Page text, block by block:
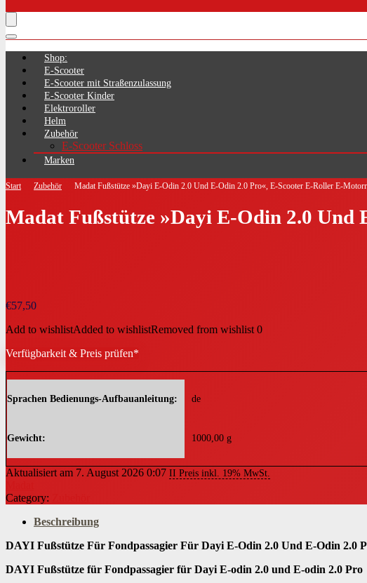
Shop:
E-Scooter
E-Scooter mit Straßenzulassung
E-Scooter Kinder
Elektroroller
Helm
Zubehör
E-Scooter Schloss
Marken
Start Zubehör Madat Fußstütze »Dayi E-Odin 2.0 Und E-Odin 2.0 Pro«, E-Scooter E-Roller E-
Madat Fußstütze »Dayi E-Odin 2.0
€57,50
Add to wishlistAdded to wishlistRemoved from wishlist 0
Verfügbarkeit & Preis prüfen*
Sprachen Bedienungs-Aufbauanleitung de
Gewicht 1000,00 g
Aktualisiert am 7. August 2026 0:07 II Preis inkl. 19% MwSt.
Category:
Beschreibung
DAYI Fußstütze Für Fondpassagier Für Dayi E-Odin 2.0 Und E-Odin 2.0
DAYI Fußstütze für Fondpassagier für Dayi E-odin 2.0 und E-odin 2.0 Pro